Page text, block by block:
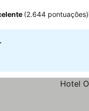
(2.644 pontuações)